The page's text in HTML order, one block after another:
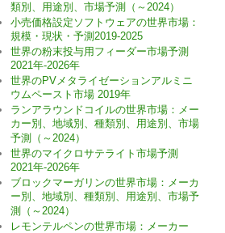
類別、用途別、市場予測（～2024）
小売価格設定ソフトウェアの世界市場：
規模・現状・予測2019-2025
世界の粉末投与用フィーダー市場予測
2021年-2026年
世界のPVメタライゼーションアルミニ
ウムペースト市場 2019年
ランアラウンドコイルの世界市場：メー
カー別、地域別、種類別、用途別、市場
予測（～2024）
世界のマイクロサテライト市場予測
2021年-2026年
ブロックマーガリンの世界市場：メーカ
ー別、地域別、種類別、用途別、市場予
測（～2024）
レモンテルペンの世界市場：メーカー